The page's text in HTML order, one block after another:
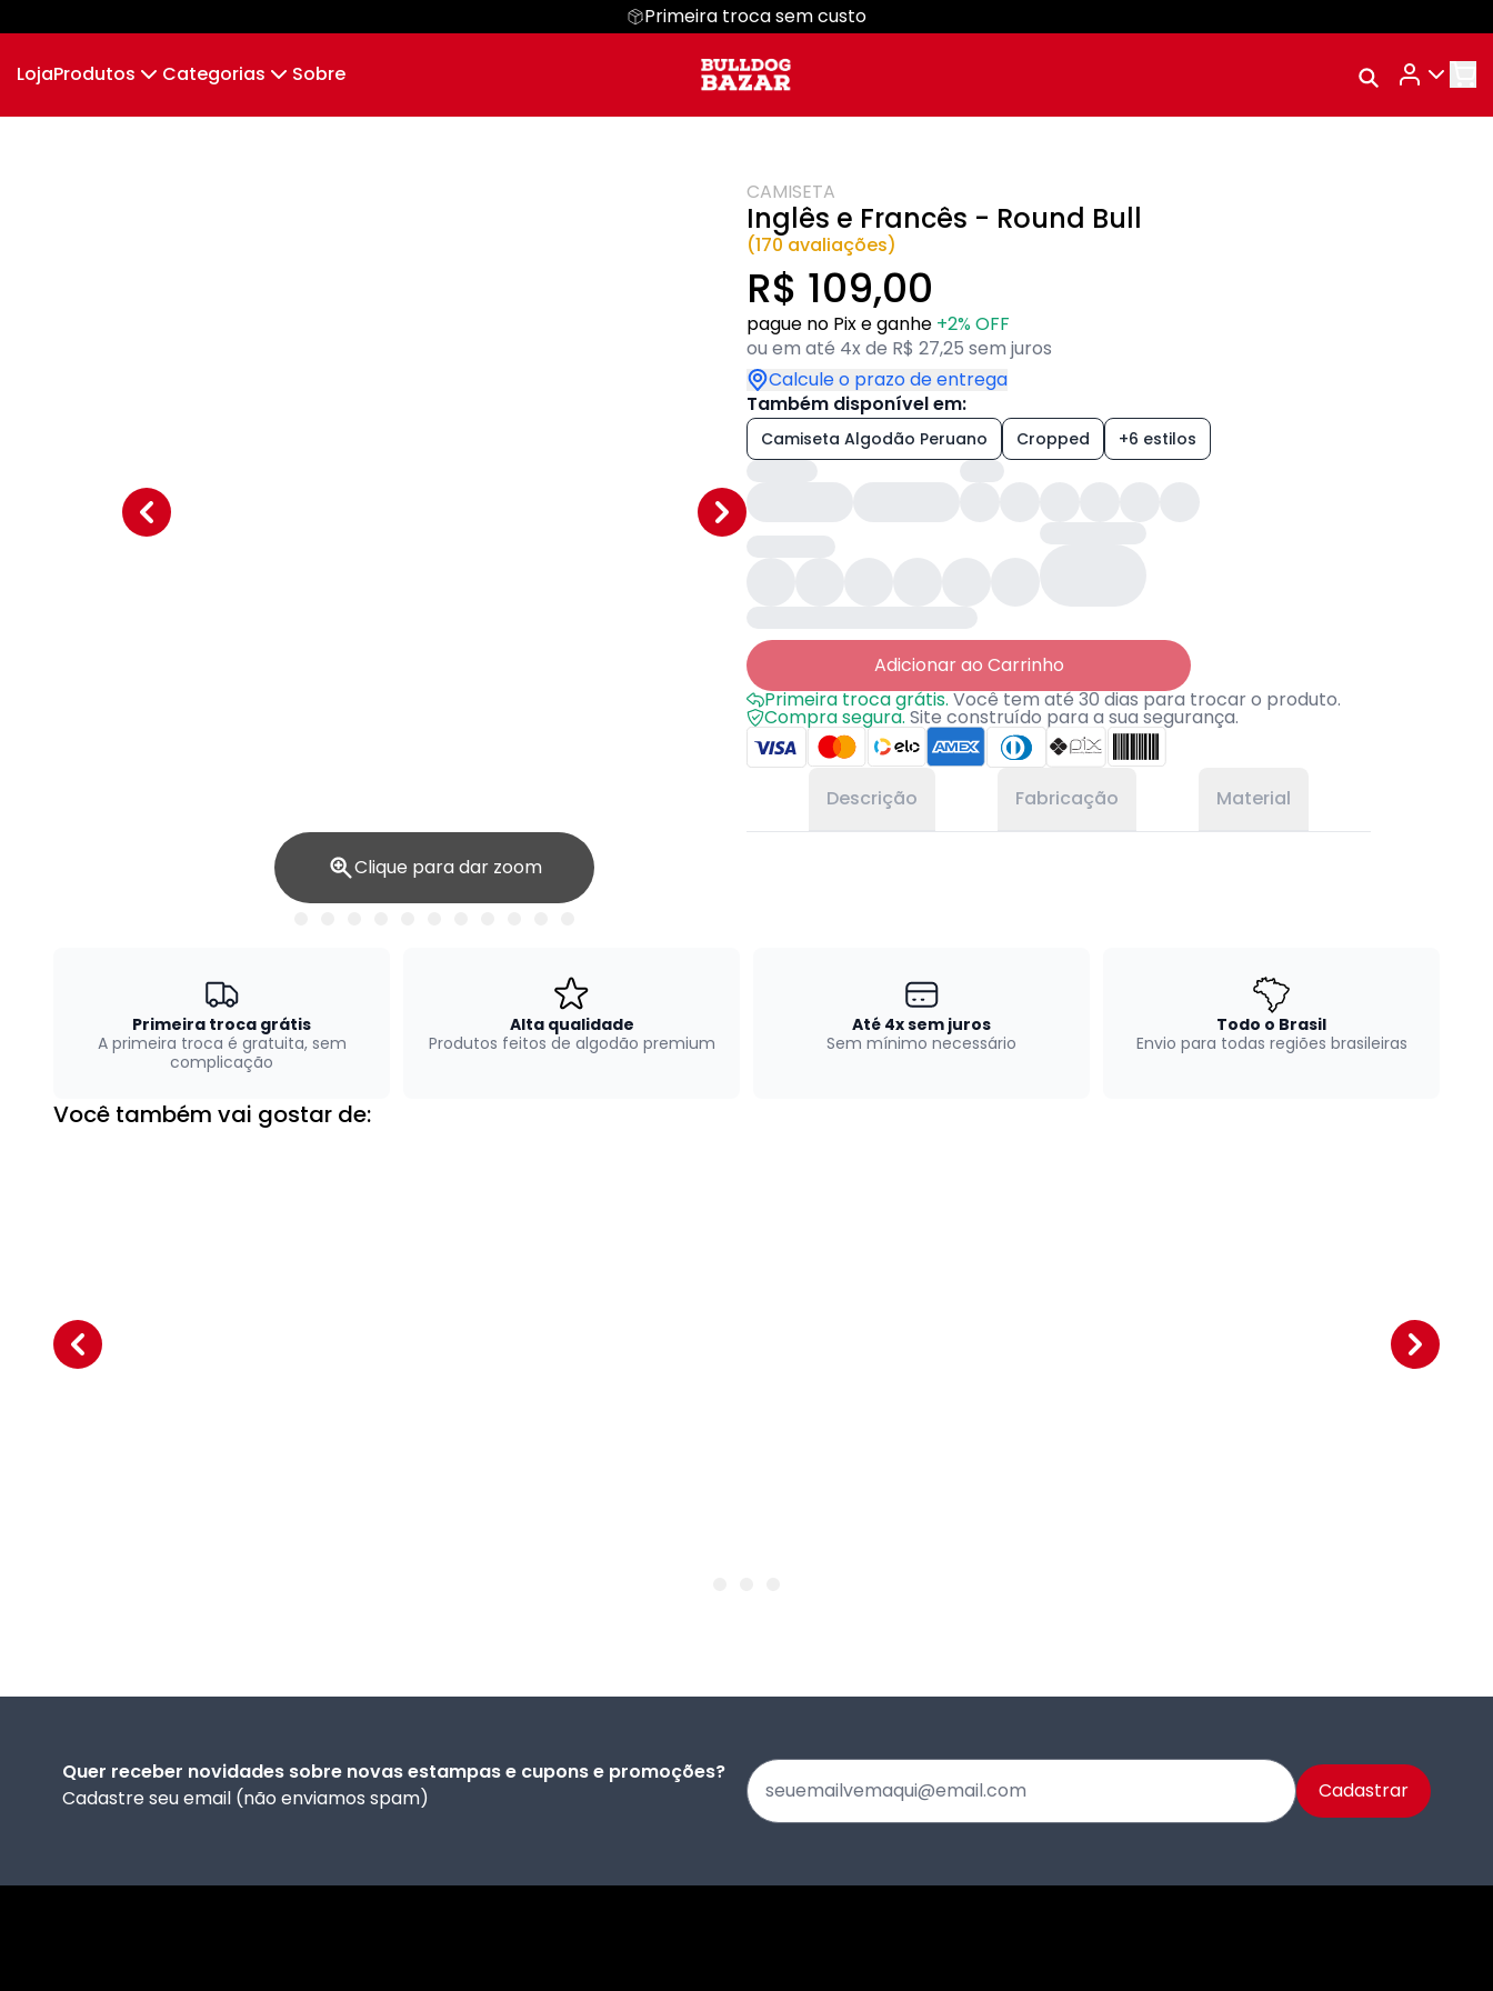
Primeira troca sem custo
LojaProdutos
Camiseta
Camiseta Infantil Regata
Cropped
Categorias
Bulldog Frances
Bulldog Ingles Dia das Mães Dia dos Pais
Sobre
Rastrear Meu
Clique para dar zoom
CAMISETA
Inglês e Francês - Round Bull
(170 avaliações)
R$ 109,00
pague no Pix e ganhe +2% OFF
ou em até 4x de R$ 27,25 sem juros
Calcule o prazo de entrega
Também disponível em:
Camiseta Algodão Peruano Cropped +6 estilos
Adicionar ao Carrinho
Primeira troca grátis.Você tem até 30 dias para trocar o produto.
Compra segura.Site construído para a sua segurança.
Descrição Fabricação Material
Primeira troca grátis
A primeira troca é gratuita, sem
complicação
Alta qualidade
Produtos feitos de algodão premium
Até 4x sem juros
Sem mínimo necessário
Todo o Brasil
Envio para todas regiões brasileiras
Você também vai gostar de:
Quer receber novidades sobre novas estampas e cupons e promoções?
Cadastre seu email (não enviamos spam)